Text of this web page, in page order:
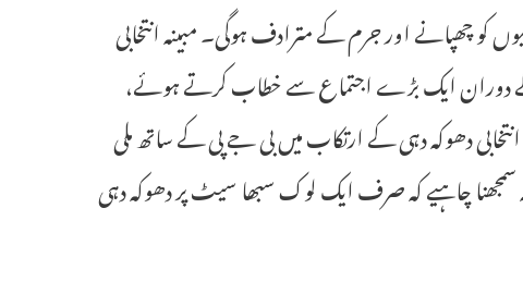
کو چھپانے اور جرم کے مترادف ہوگی۔ مبینہ انتخابی
کے دوران ایک بڑے اجتماع سے خطاب کرتے ہوئے،
دھوکہ دہی کے ارتکاب میں بی جے پی کے ساتھ ملی
سمجھنا چاہیے کہ صرف ایک لوک سبھا سیٹ پر دھوکہ دہی